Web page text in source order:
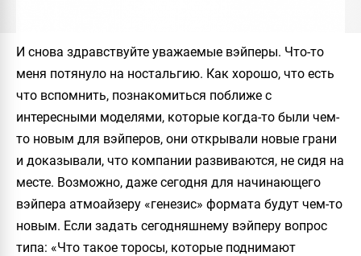
И снова здравствуйте уважаемые вэйперы. Что-то
меня потянуло на ностальгию. Как хорошо, что есть
что вспомнить, познакомиться поближе с
интересными моделями, которые когда-то были чем-
то новым для вэйперов, они открывали новые грани
и доказывали, что компании развиваются, не сидя на
месте. Возможно, даже сегодня для начинающего
вэйпера атмоайзеру «генезис» формата будут чем-то
новым. Если задать сегодняшнему вэйперу вопрос
типа: «Что такое торосы, которые поднимают